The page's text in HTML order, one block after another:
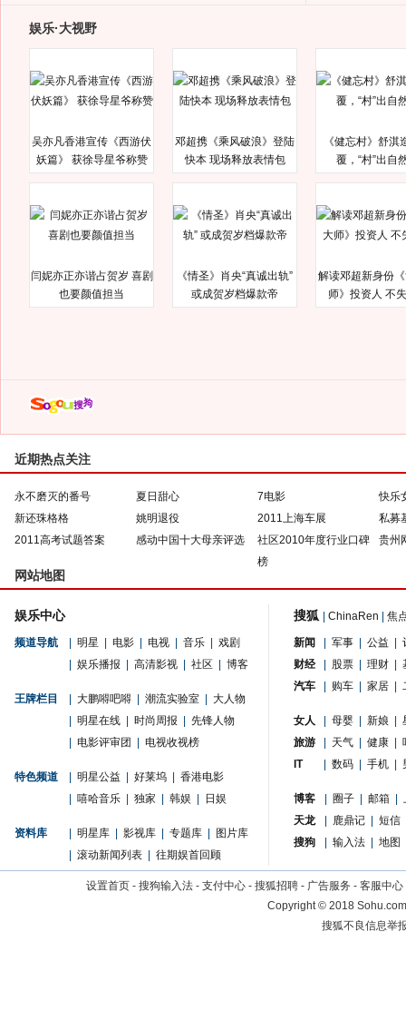
娱乐·大视野
吴亦凡香港宣传《西游伏
妖篇》 获徐导星爷称赞
邓超携《乘风破浪》登陆
快本 现场释放表情包
《健忘村》舒淇
覆，“村”出自
闫妮亦正亦谐占贺岁 喜剧
也要颜值担当
《情圣》肖央“真诚出轨”
或成贺岁档爆款帝
解读邓超新身份
师》投资人 不
近期热点关注
永不磨灭的番号 夏日甜心 7电影
快乐
新还珠格格
姚明退役 2011上海车展
私募
2011高考试题答案
感动中国十大母亲评选
社区2010年度行业口碑
榜
贵州
网站地图
娱乐中心
频道导航 明星 电影 电视 音乐
戏剧
娱乐播报 高清影视 社区 博客
王牌栏目 大鹏嘚吧嘚 潮流实验室
大人物
明星在线 时尚周报
先锋人物
电影评审团 电视收视榜
特色频道 明星公益 好莱坞
香港电影
嘻哈音乐 独家 韩娱 日娱
资料库 明星库 影视库 专题库
图片库
滚动新闻列表 往期娱首回顾
搜狐 ChinaRen 焦
新闻 军事 公益
财经
股票 理财
汽车
购车 家居
女人 母婴 新娘
旅游
天气 健康
IT
数码 手机
博客 圈子 邮箱
天龙
鹿鼎记
短信
搜狗
输入法 地图
设置首页 - 搜狗输入法 - 支付中心 - 搜狐招聘 - 广告服务 - 客服中心
Copyright©2018
搜狐不良信息举